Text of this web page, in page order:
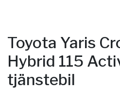
Toyota Yaris
Hybrid 115
tjänstebil